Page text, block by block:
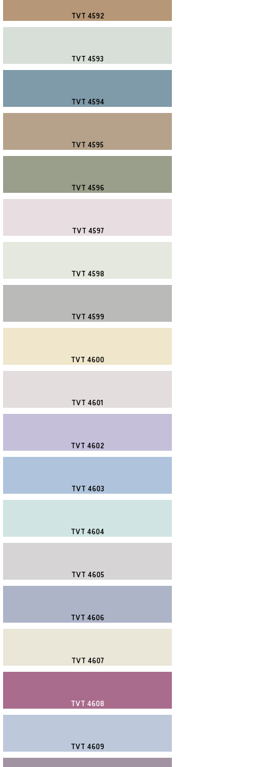
TVT 4592
TVT 4593
TVT 4594
TVT 4595
TVT 4596
TVT 4597
TVT 4598
TVT 4599
TVT 4600
TVT 4601
TVT 4602
TVT 4603
TVT 4604
TVT 4605
TVT 4606
TVT 4607
TVT 4608
TVT 4609